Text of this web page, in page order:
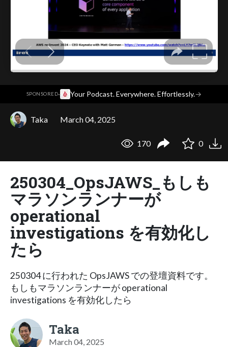
SPONSORED· Your Podcast. Everywhere. Effortlessly.→
Taka March 04, 2025
170 0
250304_OpsJAWS_もしも
マラソンランナーが
operational
investigations を有効化し
たら
250304 に行われた OpsJAWS での登壇資料です。
もしもマラソンランナーが operational
investigations を有効化したら
Taka
March 04, 2025